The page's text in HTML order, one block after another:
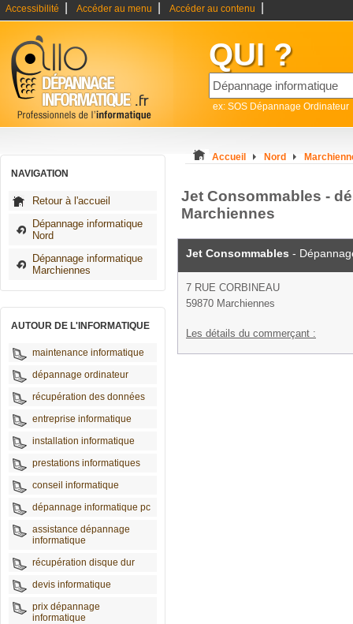
Accessibilité Accéder au menu Accéder au contenu
QUI ?
ex: SOS Dépannage Ordinateur
NAVIGATION
Retour à l'accueil
Dépannage informatique
Nord
Dépannage informatique
Marchiennes
AUTOUR DE L'INFORMATIQUE
maintenance informatique
dépannage ordinateur
récupération des données
entreprise informatique
installation informatique
prestations informatiques
conseil informatique
dépannage informatique pc
assistance dépannage
informatique
récupération disque dur
devis informatique
prix dépannage
informatique
Accueil Nord
Jet Consommables -
Marchiennes
Jet Consommables -
7 RUE CORBINEAU
59870 Marchiennes
Les détails du commerçant :